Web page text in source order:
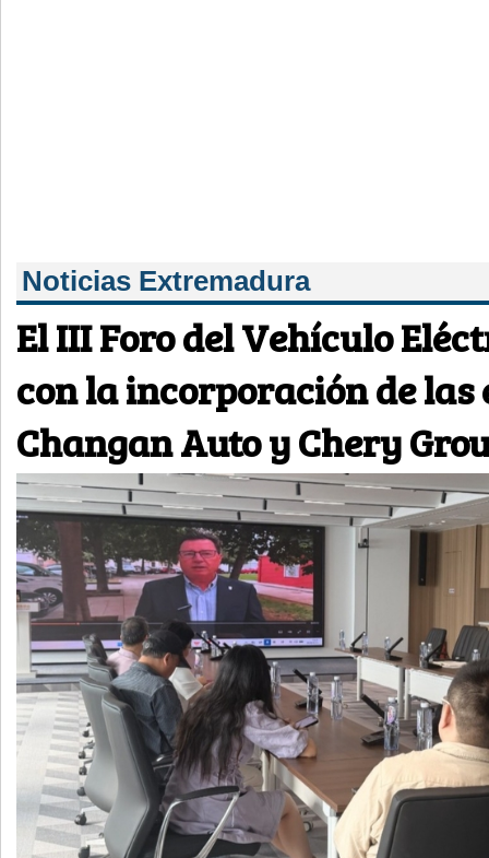
Noticias Extremadura
El III Foro del Vehículo
con la incorporación de las
Changan Auto y Chery